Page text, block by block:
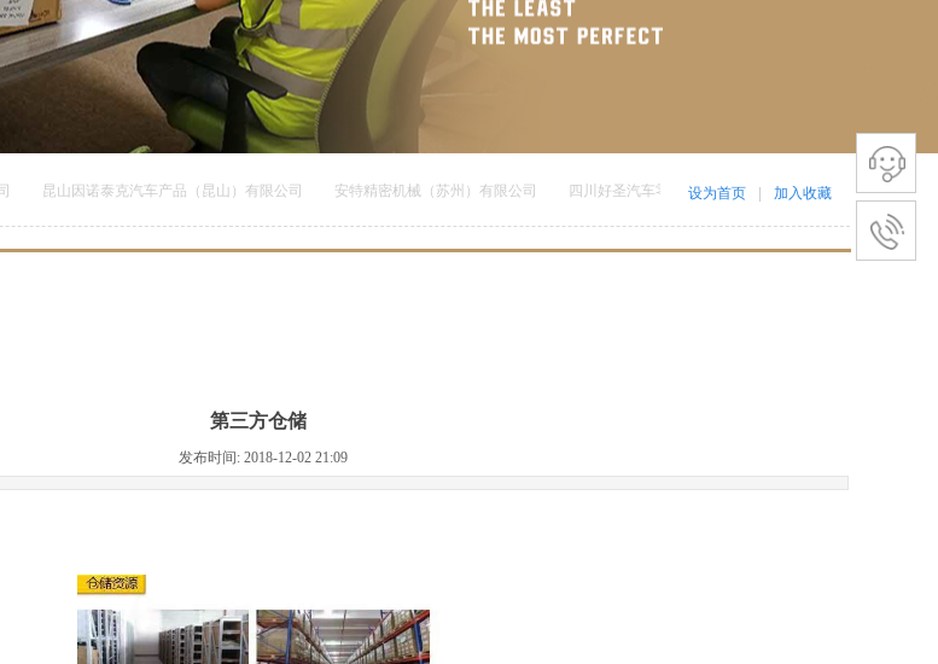
昆山因诺泰克汽车产品（昆山）有限公司 安特精密机械（苏州）有限公司 四川好圣汽车零部件制造有限公司 美倍亚电子（上海）
设为首页 加入收藏
第三方仓储
发布时间: 2018-12-02 21:09